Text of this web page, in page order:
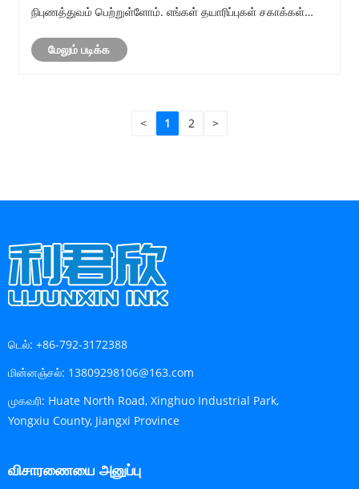
நிபுணத்துவம் பெற்றுள்ளோம். எங்கள் தயாரிப்புகள் சகாக்கள்
வணிக நோக்கத்தில் ......
மேலும் படிக்க
< 1 2 >
டெல்: +86-792-3172388
மின்னஞ்சல்: 13809298106@163.com
முகவரி: Huate North Road, Xinghuo Industrial Park,
Yongxiu County, Jiangxi Province
விசாரணையை அனுப்பு